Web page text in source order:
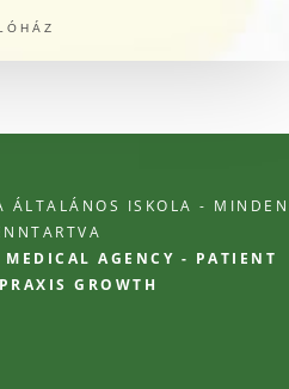
ÁLTALÁNOS ISKOLA - MINDEN
MEDICAL AGENCY - PATIENT
GROWTH